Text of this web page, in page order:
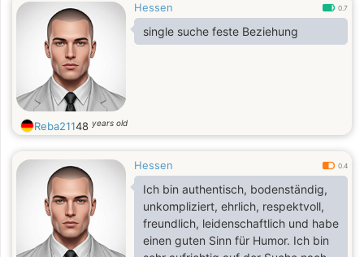
Handwerker und bin finanziell
unabhängig.
Hessen 0.7
single suche feste Beziehung
Reba21148 years old
Hessen 0.4
Ich bin authentisch, bodenständig,
unkompliziert, ehrlich, respektvoll,
freundlich, leidenschaftlich und habe
einen guten Sinn für Humor. Ich bin